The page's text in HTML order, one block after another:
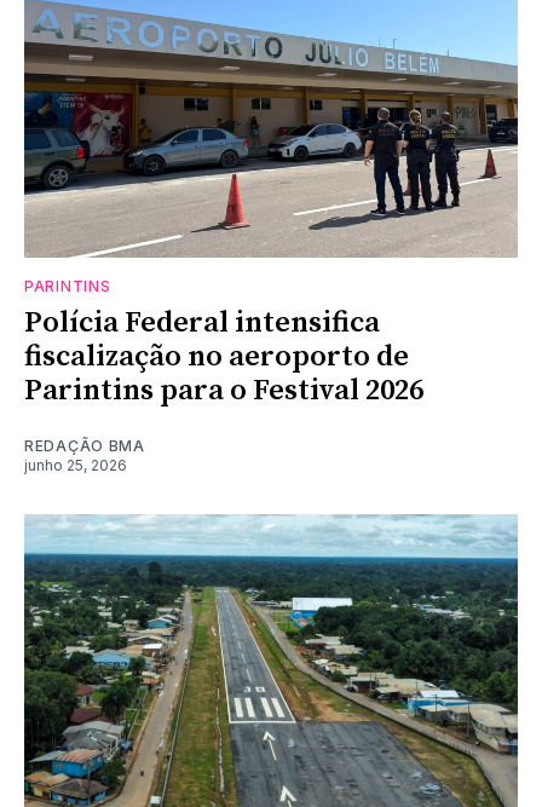
PARINTINS
Polícia Federal intensifica
fiscalização no aeroporto de
Parintins para o Festival 2026
REDAÇÃO BMA
junho 25, 2026